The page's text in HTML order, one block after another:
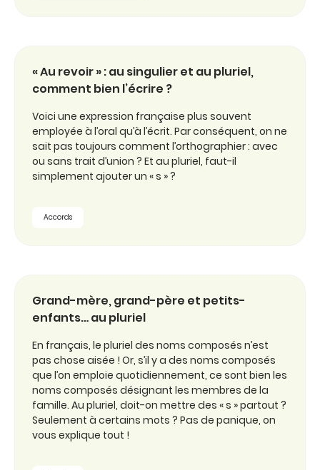
« Au revoir » : au singulier et au pluriel,
comment bien l’écrire ?
Voici une expression française plus souvent
employée à l’oral qu’à l’écrit. Par conséquent, on ne
sait pas toujours comment l’orthographier : avec
ou sans trait d’union ? Et au pluriel, faut-il
simplement ajouter un « s » ?
Accords
Grand-mère, grand-père et petits-
enfants… au pluriel
En français, le pluriel des noms composés n’est
pas chose aisée ! Or, s’il y a des noms composés
que l’on emploie quotidiennement, ce sont bien les
noms composés désignant les membres de la
famille. Au pluriel, doit-on mettre des « s » partout ?
Seulement à certains mots ? Pas de panique, on
vous explique tout !